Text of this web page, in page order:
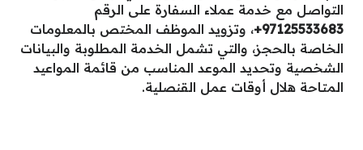
التواصل مع خدمة عملاء السفارة على الرقم
97125533683+ ، وتزويد الموظف المختص بالمعلومات
الخاصة بالحجز، والتي تشمل الخدمة المطلوبة والبيانات
الشخصية وتحديد الموعد المناسب من قائمة المواعيد
المتاحة هلال أوقات عمل القنصلية.